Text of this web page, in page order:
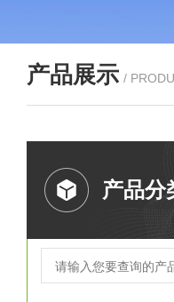
产品展示 /
产品分